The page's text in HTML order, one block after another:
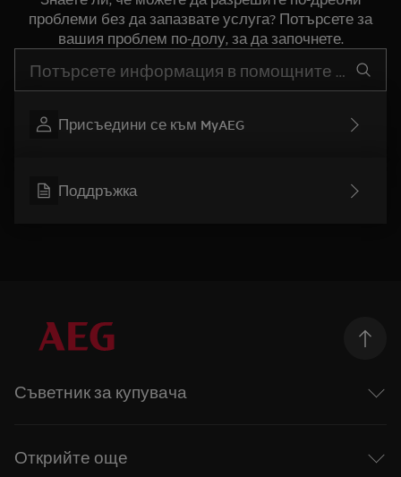
проблеми без да запазвате услуга? Потърсете за
вашия проблем по-долу, за да започнете.
Присъедини се към MyAEG
Поддръжка
Съветник за купувача
Перални със сушилня
Сушилни
Открийте още